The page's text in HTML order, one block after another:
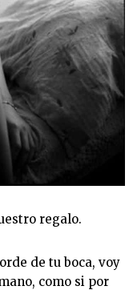
regalo.
de tu boca, voy
como si por